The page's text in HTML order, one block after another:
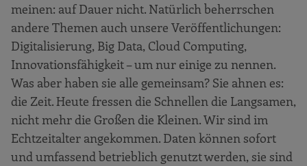
meinen: auf Dauer nicht. Natürlich beherrschen
andere Themen auch unsere Veröffentlichungen:
Digitalisierung, Big Data, Cloud Computing,
Innovationsfähigkeit – um nur einige zu nennen.
Was aber haben sie alle gemeinsam? Sie ahnen es:
die Zeit. Heute fressen die Schnellen die Langsamen,
nicht mehr die Großen die Kleinen. Wir sind im
Echtzeitalter angekommen. Daten können sofort
und umfassend betrieblich genutzt werden, sie sind